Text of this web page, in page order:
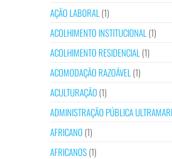
AÇÃO LABORAL (1)
ACOLHIMENTO INSTITUCIONAL (1)
ACOLHIMENTO RESIDENCIAL (1)
ACOMODAÇÃO RAZOÁVEL (1)
ACULTURAÇÃO (1)
ADMINISTRAÇÃO PÚBLICA
AFRICANO (1)
AFRICANOS(1)